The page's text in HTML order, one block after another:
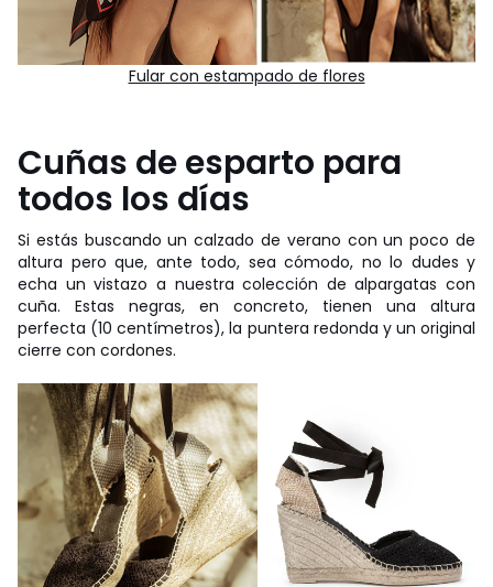
Fular con estampado de flores
Cuñas de esparto para
todos los días
Si estás buscando un calzado de verano con un poco de
altura pero que, ante todo, sea cómodo, no lo dudes y
echa un vistazo a nuestra colección de alpargatas con
cuña. Estas negras, en concreto, tienen una altura
perfecta (10 centímetros), la puntera redonda y un original
cierre con cordones.